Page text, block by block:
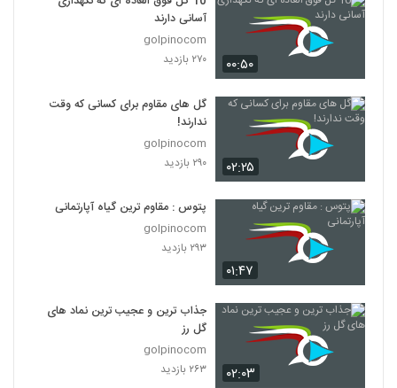
۰۰:۵۰
آسانی دارند
golpinocom
۲۷۰ بازدید
۰۲:۲۵
گل های مقاوم برای کسانی که وقت
ندارند!
golpinocom
۲۹۰ بازدید
۰۱:۴۷
پتوس : مقاوم ترین گیاه آپارتمانی
golpinocom
۲۹۳ بازدید
۰۲:۰۳
جذاب ترین و عجیب ترین نماد های
گل رز
golpinocom
۲۶۳ بازدید